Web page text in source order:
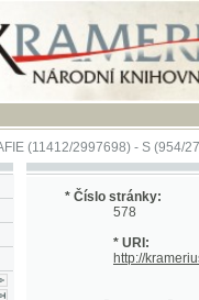
(11412/2997698) -S (954/270999)
* Číslo stránky:
578
* URI:
http://
Zobrazit